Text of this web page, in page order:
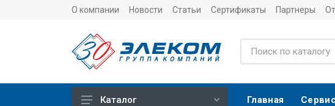
О компании Новости Статьи Сертификаты Партнеры
Каталог Главная Сервис